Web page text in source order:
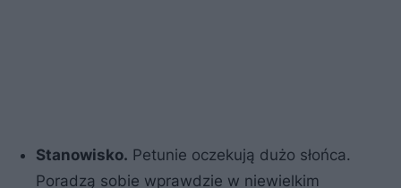
Stanowisko. Petunie oczekują dużo słońca.
Poradzą sobie wprawdzie w niewielkim